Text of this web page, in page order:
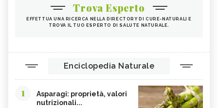
Trova Esperto
EFFETTUA UNA RICERCA NELLA DIRECTORY DI CURE-NATURALI E
TROVA IL TUO ESPERTO DI SALUTE NATURALE.
Enciclopedia Naturale
1
Asparagi: proprietà, valori
nutrizionali...